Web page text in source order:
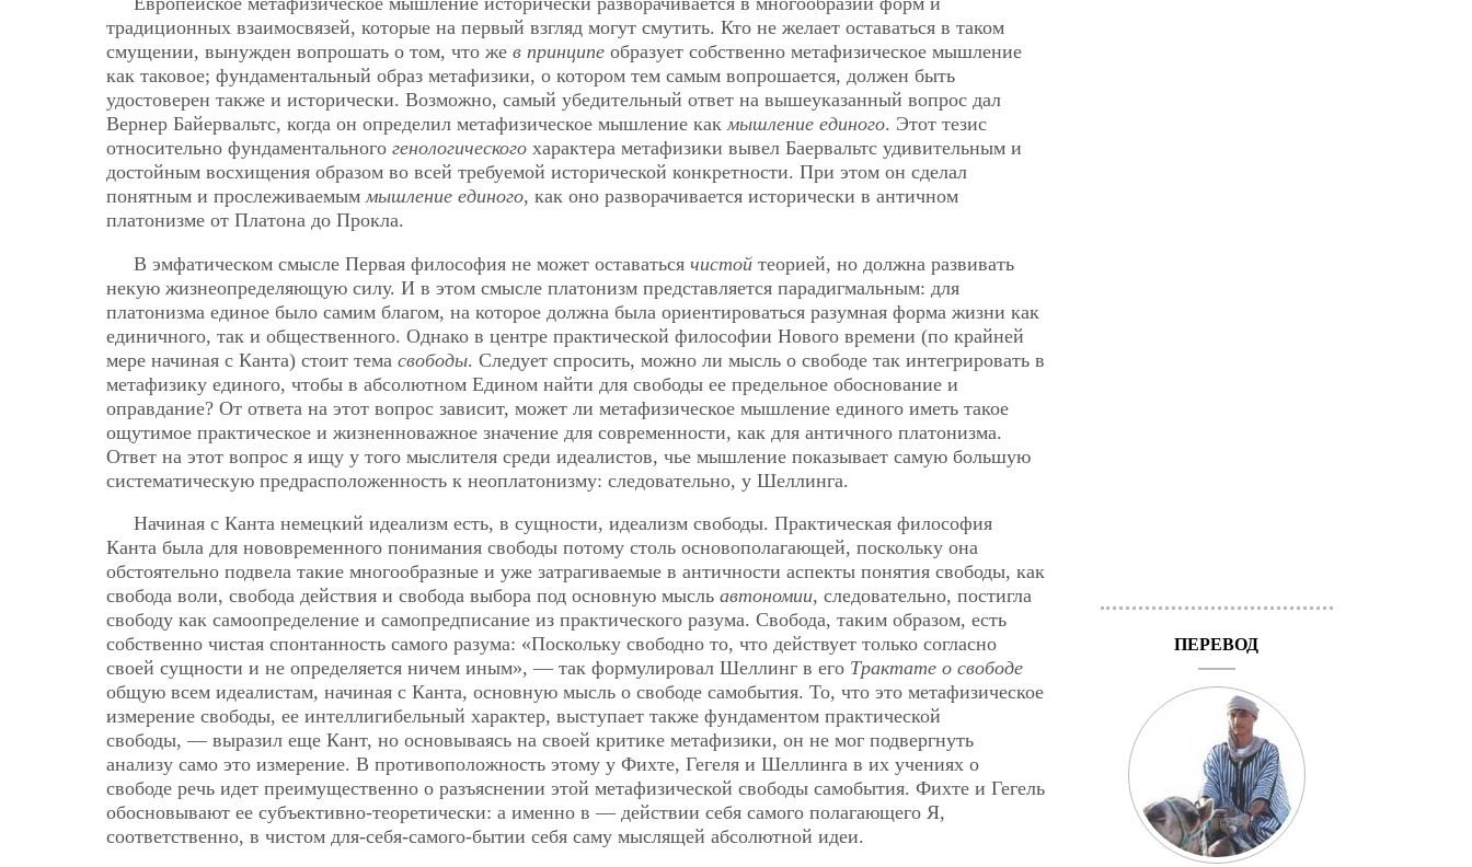
традиционных взаимосвязей, которые на первый взгляд могут смутить. Кто не желает оставаться в таком
смущении, вынужден вопрошать о том, что же в принципе образует собственно метафизическое мышление
как таковое; фундаментальный образ метафизики, о котором тем самым вопрошается, должен быть
удостоверен также и исторически. Возможно, самый убедительный ответ на вышеуказанный вопрос дал
Вернер Байервальтс, когда он определил метафизическое мышление какмышление единого. Этот тезис
относительно фундаментального генологического характера метафизики вывел Баервальтс удивительным и
достойным восхищения образом во всей требуемой исторической конкретности. При этом он сделал
понятным и прослеживаемыммышление единого, как оно разворачивается исторически в античном
платонизме от Платона до Прокла.
В эмфатическом смысле Первая философия не может оставаться чистой теорией, но должна развивать
некую жизнеопределяющую силу. И в этом смысле платонизм представляется парадигмальным: для
платонизма единое было самим благом, на которое должна была ориентироваться разумная форма жизни как
единичного, так и общественного. Однако в центре практической философии Нового времени (по крайней
мере начиная с Канта) стоит тема свободы. Следует спросить, можно ли мысль о свободе так интегрировать в
метафизику единого, чтобы в абсолютном Едином найти для свободы ее предельное обоснование и
оправдание? От ответа на этот вопрос зависит, может ли метафизическое мышление единого иметь такое
ощутимое практическое и жизненноважное значение для современности, как для античного платонизма.
Ответ на этот вопрос я ищу у того мыслителя среди идеалистов, чье мышление показывает самую большую
систематическую предрасположенность к неоплатонизму: следовательно, у Шеллинга.
Начиная с Канта немецкий идеализм есть, в сущности, идеализм свободы. Практическая философия
Канта была для нововременного понимания свободы потому столь основополагающей, поскольку она
обстоятельно подвела такие многообразные и уже затрагиваемые в античности аспекты понятия свободы, как
свобода воли, свобода действия и свобода выбора под основную мысль автономии, следовательно, постигла
свободу как самоопределение и самопредписание из практического разума. Свобода, таким образом, есть
собственно чистая спонтанность самого разума: «Поскольку свободно то, что действует только согласно
своей сущности и не определяется ничем иным», — так формулировал Шеллинг в его Трактате о свободе
общую всем идеалистам, начиная с Канта, основную мысль о свободе самобытия. То, что это метафизическое
измерение свободы, ее интеллигибельный характер, выступает также фундаментом практической
свободы, — выразил еще Кант, но основываясь на своей критике метафизики, он не мог подвергнуть
анализу само это измерение. В противоположность этому у Фихте, Гегеля и Шеллинга в их учениях о
свободе речь идет преимущественно о разъяснении этой метафизической свободы самобытия. Фихте и Гегель
обосновывают ее субъективно-теоретически: а именно в — действии себя самого полагающего Я,
соответственно, в чистом для-себя-самого-бытии себя саму мыслящей абсолютной идеи.
ПЕРЕВОД